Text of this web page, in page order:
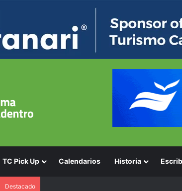
TC Pick Up Calendarios Historia
Destacado